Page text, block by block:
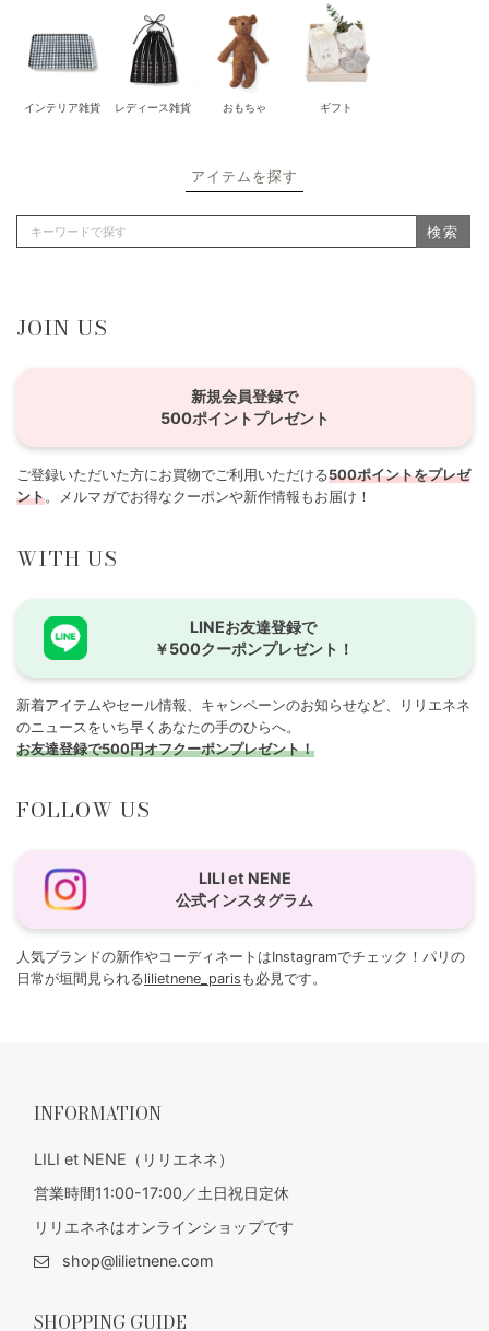
インテリア雑貨 レディース雑貨 おもちゃ ギフト
アイテムを探す
検索
JOIN US
新規会員登録で
500ポイントプレゼント
ご登録いただいた方にお買物でご利用いただける500ポイントをプレゼ
ント。メルマガでお得なクーポンや新作情報もお届け！
WITH US
LINEお友達登録で
￥500クーポンプレゼント！
新着アイテムやセール情報、キャンペーンのお知らせなど、リリエネネ
のニュースをいち早くあなたの手のひらへ。
お友達登録で500円オフクーポンプレゼント！
FOLLOW US
LILI et NENE
公式インスタグラム
人気ブランドの新作やコーディネートはInstagramでチェック！パリの
日常が垣間見られるlilietnene_paris も必見です。
INFORMATION
LILI et NENE（リリエネネ）
営業時間11:00-17:00／土日祝日定休
リリエネネはオンラインショップです
shop@lilietnene.com
SHOPPING GUIDE